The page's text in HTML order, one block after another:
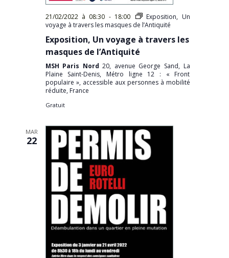
21/02/2022 à 08:30 - 18:00
Exposition, Un
voyage à travers les masques de l’Antiquité
Exposition, Un voyage à travers les
masques de l’Antiquité
MSH Paris Nord20, avenue George Sand, La
Plaine Saint-Denis, Métro ligne 12 : « Front
populaire », accessible aux personnes à mobilité
réduite, France
Gratuit
MAR
22